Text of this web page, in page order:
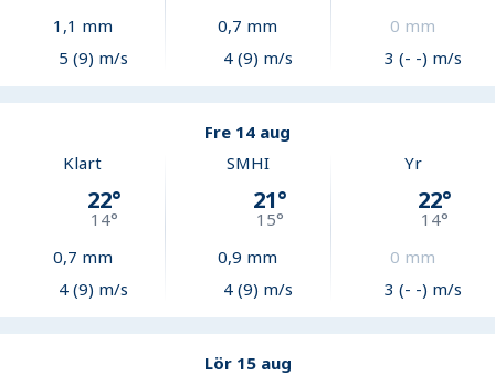
1,1 mm
5 (9) m/s
0,7 mm
4 (9) m/s
0 mm
3 (- -) m/s
Fre 14 aug
Klart
22°
14°
0,7 mm
4 (9) m/s
SMHI
21°
15°
0,9 mm
4 (9) m/s
Yr
22°
14°
0 mm
3 (- -) m/s
Lör 15 aug